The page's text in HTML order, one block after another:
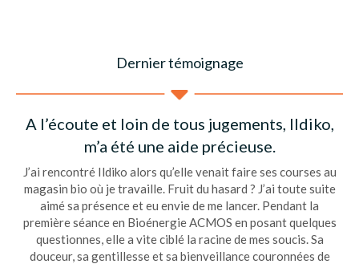
Dernier témoignage
A l’écoute et loin de tous jugements, Ildiko,
m’a été une aide précieuse.
J’ai rencontré Ildiko alors qu’elle venait faire ses courses au
magasin bio où je travaille. Fruit du hasard ? J’ai toute suite
aimé sa présence et eu envie de me lancer. Pendant la
première séance en Bioénergie ACMOS en posant quelques
questionnes, elle a vite ciblé la racine de mes soucis. Sa
douceur, sa gentillesse et sa bienveillance couronnées de